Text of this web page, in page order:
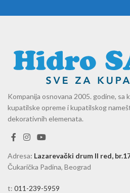
Kompanija osnovana 2005. godine, sa
kupatilske opreme i kupatilskog
dekorativnih elemenata.
Adresa: Lazarevački drum II red,
Čukarička Padina, Beograd
t: 011-239-5959